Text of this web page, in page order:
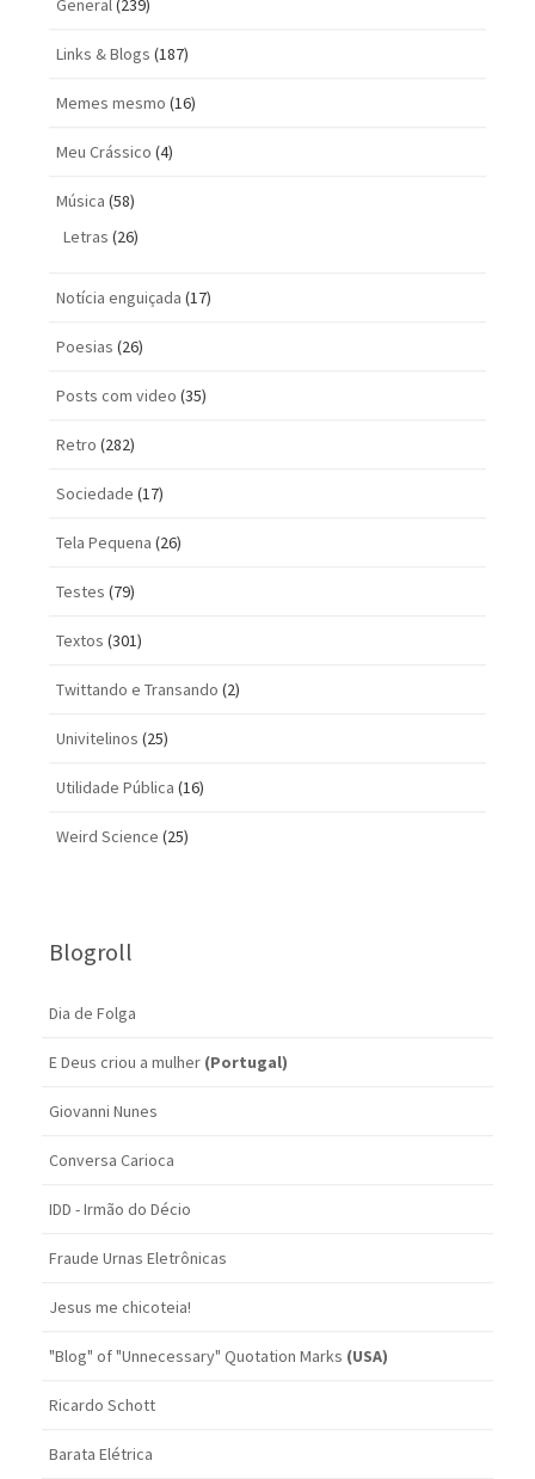
General(239)
Links & Blogs (187)
Memes mesmo (16)
Meu Crássico (4)
Música (58)
Letras (26)
Notícia enguiçada (17)
Poesias (26)
Posts com vi­deo (35)
Retro (282)
Sociedade (17)
Tela Pequena (26)
Testes (79)
Textos (301)
Twittando e Transando (2)
Univitelinos (25)
Utilidade Pública (16)
Weird Science (25)
Blogroll
Dia de Folga
E Deus criou a mulher (Portugal)
Giovanni Nunes
Conversa Carioca
IDD - Irmão do Décio
Fraude Urnas Eletrônicas
Jesus me chicoteia!
"Blog" of "Unnecessary" Quotation Marks (USA)
Ricardo Schott
Barata Elétrica